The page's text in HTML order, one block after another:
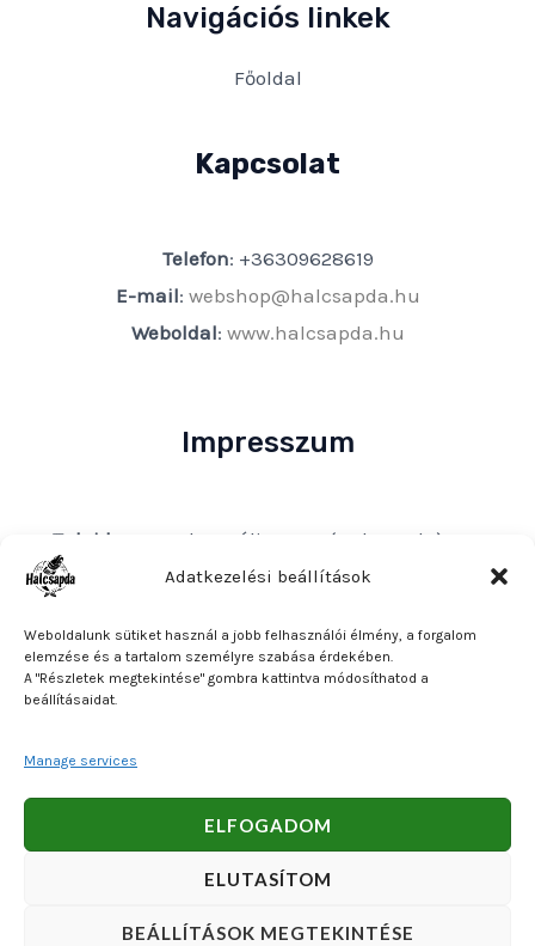
Adatkezelési beállítások
Weboldalunk sütiket használ a jobb felhasználói élmény, a forgalom
elemzése és a tartalom személyre szabása érdekében.
A "Részletek megtekintése" gombra kattintva módosíthatod a
beállításaidat.
Manage services
ELFOGADOM
ELUTASÍTOM
BEÁLLÍTÁSOK MEGTEKINTÉSE
Navigációs linkek
Főoldal
Kapcsolat
Telefon: +36309628619
E-mail: webshop@halcsapda.hu
Weboldal: www.halcsapda.hu
Impresszum
Tulajdonos
: Bakos Bálint E. V. (Halcsapda)
Székhely és postacím: 2890 Tata, Nyárfa u. 7.
Közösségi adószám: HU90921379
Bankszámlaszám: OTP Bank 11740047-27102600
by Bakos Bálint E. V. (Halcsapda).